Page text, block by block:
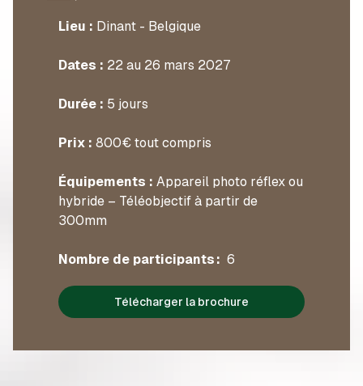
Lieu : Dinant - Belgique
Dates : 22 au 26 mars 2027
Durée : 5 jours
Prix : 800€ tout compris
Équipements : Appareil photo réflex ou
hybride – Téléobjectif à partir de
300mm
Nombre de participants : 6
Télécharger la brochure